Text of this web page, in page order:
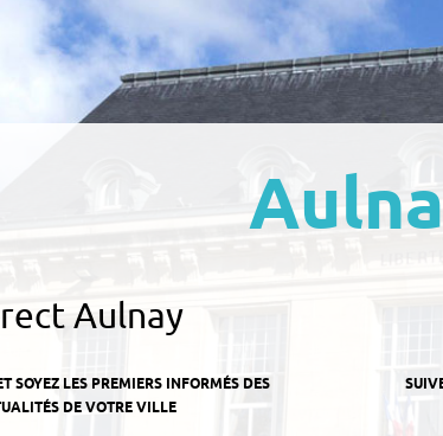
Aulnay
SOYEZ LES PREMIERS INFORMÉS DES
DE VOTRE VILLE